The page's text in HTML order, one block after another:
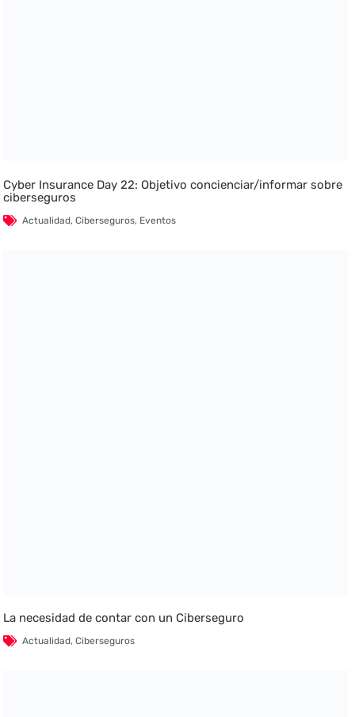
Cyber Insurance Day 22: Objetivo concienciar/informar sobre
ciberseguros
Actualidad,Ciberseguros, Eventos
La necesidad de contar con un Ciberseguro
Actualidad,Ciberseguros